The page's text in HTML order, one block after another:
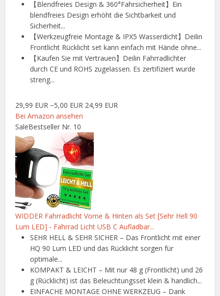
【Blendfreies Design & 360°Fahrsicherheit】Ein
blendfreies Design erhöht die Sichtbarkeit und
Sicherheit...
【Werkzeugfreie Montage & IPX5 Wasserdicht】Deilin
Frontlicht Rücklicht set kann einfach mit Hände ohne...
【Kaufen Sie mit Vertrauen】Deilin Fahrradlichter
durch CE und ROHS zugelassen. Es zertifiziert wurde
streng...
29,99 EUR −5,00 EUR 24,99 EUR
Bei Amazon ansehen
SaleBestseller Nr. 10
WIDDER Fahrradlicht Vorne & Hinten als Set [Sehr Hell 90
Lum LED] - Fahrrad Licht USB C Aufladbar...
SEHR HELL & SEHR SICHER – Das Frontlicht mit einer
HQ 90 Lum LED und das Rücklicht sorgen für
optimale...
KOMPAKT & LEICHT – Mit nur 48 g (Frontlicht) und 26
g (Rücklicht) ist das Beleuchtungsset klein & handlich...
EINFACHE MONTAGE OHNE WERKZEUG – Dank